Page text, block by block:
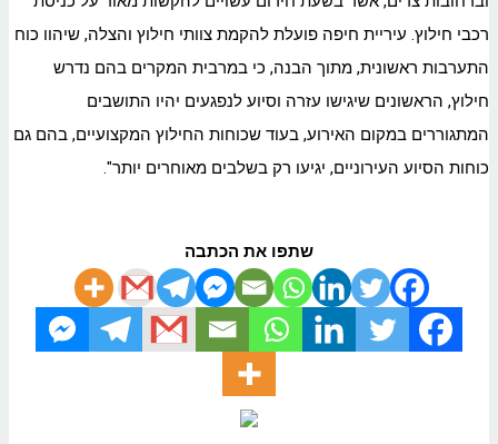
רכבי חילוץ. עיריית חיפה פועלת להקמת צוותי חילוץ והצלה, שיהוו כוח
התערבות ראשונית, מתוך הבנה, כי במרבית המקרים בהם נדרש
חילוץ, הראשונים שיגישו עזרה וסיוע לנפגעים יהיו התושבים
המתגוררים במקום האירוע, בעוד שכוחות החילוץ המקצועיים, בהם גם
כוחות הסיוע העירוניים, יגיעו רק בשלבים מאוחרים יותר".
שתפו את הכתבה